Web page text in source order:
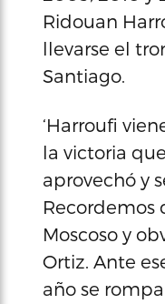
Ridouan
llevarse el
Santiago.
‘Harroufi
la victoria
aprovechó y
Recordemos
Moscoso y
Ortiz. Ante
año se